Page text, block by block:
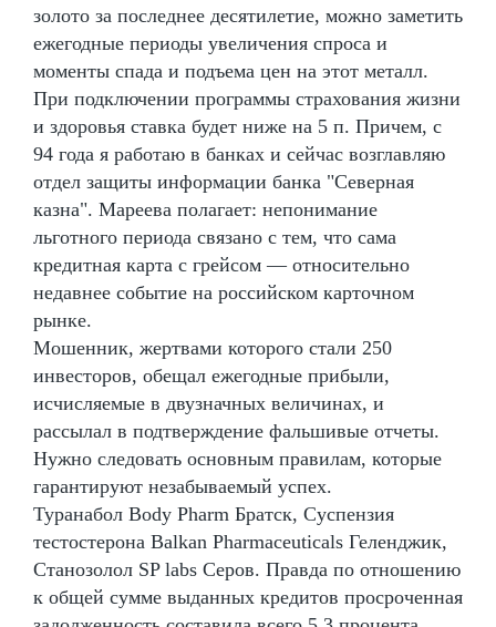
золото за последнее десятилетие, можно заметить
ежегодные периоды увеличения спроса и
моменты спада и подъема цен на этот металл.
При подключении программы страхования жизни
и здоровья ставка будет ниже на 5 п. Причем, с
94 года я работаю в банках и сейчас возглавляю
отдел защиты информации банка "Северная
казна". Мареева полагает: непонимание
льготного периода связано с тем, что сама
кредитная карта с грейсом — относительно
недавнее событие на российском карточном
рынке.
Мошенник, жертвами которого стали 250
инвесторов, обещал ежегодные прибыли,
исчисляемые в двузначных величинах, и
рассылал в подтверждение фальшивые отчеты.
Нужно следовать основным правилам, которые
гарантируют незабываемый успех.
Туранабол Body Pharm Братск, Суспензия
тестостерона Balkan Pharmaceuticals Геленджик,
Станозолол SP labs Серов. Правда по отношению
к общей сумме выданных кредитов просроченная